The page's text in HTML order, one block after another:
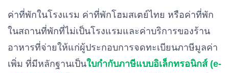
ค่าที่พักในโรงแรม ค่าที่พักโฮมสเตย์ไทย หรือค่าที่พัก
ในสถานที่พักที่ไม่เป็นโรงแรมและค่าบริการของร้าน
อาหารที่จ่ายให้แก่ผู้ประกอบการจดทะเบียนภาษีมูลค่า
เพิ่ม ที่มีหลักฐานเป็นใบกำกับภาษีแบบอิเล็กทรอนิกส์ (e-